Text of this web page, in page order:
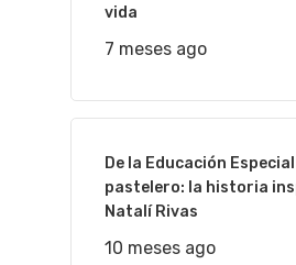
vida
7 meses ago
De la Educación
pastelero: la historia
Natalí Rivas
10 meses ago